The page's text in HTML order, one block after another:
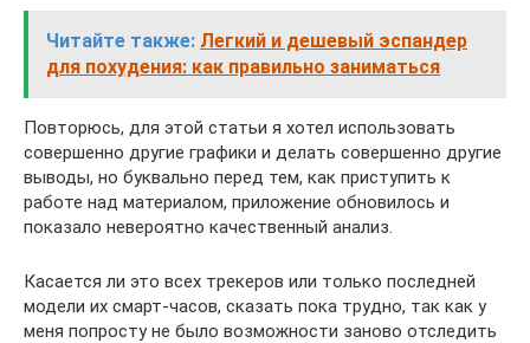
Читайте также: Легкий и дешевый эспандер
для похудения: как правильно заниматься
Повторюсь, для этой статьи я хотел использовать
совершенно другие графики и делать совершенно другие
выводы, но буквально перед тем, как приступить к
работе над материалом, приложение обновилось и
показало невероятно качественный анализ.
Касается ли это всех трекеров или только последней
модели их смарт-часов, сказать пока трудно, так как у
меня попросту не было возможности заново отследить